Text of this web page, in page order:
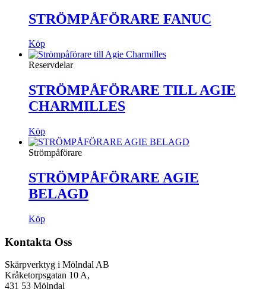
STRÖMPÅFÖRARE FANUC
Köp
Reservdelar
STRÖMPÅFÖRARE TILL AGIE
CHARMILLES
Köp
Strömpåförare
STRÖMPÅFÖRARE AGIE
BELAGD
Köp
Kontakta Oss
Skärpverktyg i Mölndal AB
Kråketorpsgatan 10 A,
431 53 Mölndal